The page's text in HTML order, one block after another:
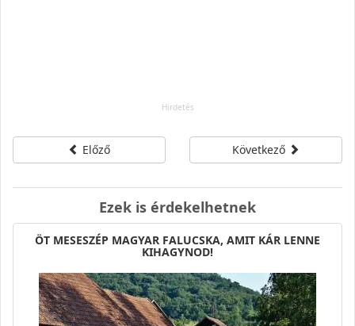
Előző Következő
Ezek is érdekelhetnek
ÖT MESESZÉP MAGYAR FALUCSKA, AMIT KÁR LENNE
KIHAGYNOD!